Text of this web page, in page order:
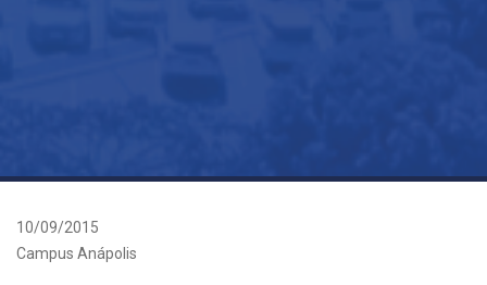
10/09/2015
Campus Anápolis